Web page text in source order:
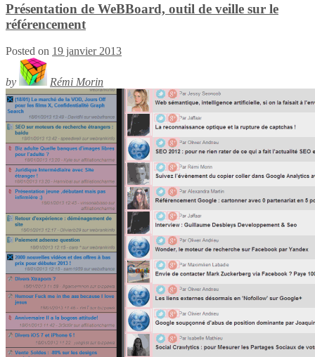
Présentation de WeBBoard, outil de veille sur le
référencement
Posted on 19 janvier 2013
by Rémi Morin